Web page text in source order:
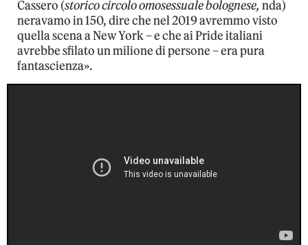
Cassero (storico circolo omosessuale bolognese, nda)
neravamo in 150, dire che nel 2019 avremmo visto
quella scena a New York – e che ai Pride italiani
avrebbe sfilato un milione di persone – era pura
fantascienza».